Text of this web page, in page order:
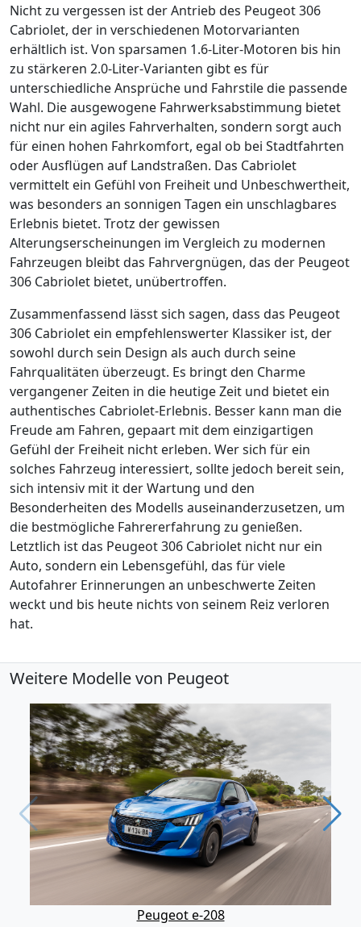
Nicht zu vergessen ist der Antrieb des Peugeot 306
Cabriolet, der in verschiedenen Motorvarianten
erhältlich ist. Von sparsamen 1.6-Liter-Motoren bis hin
zu stärkeren 2.0-Liter-Varianten gibt es für
unterschiedliche Ansprüche und Fahrstile die passende
Wahl. Die ausgewogene Fahrwerksabstimmung bietet
nicht nur ein agiles Fahrverhalten, sondern sorgt auch
für einen hohen Fahrkomfort, egal ob bei Stadtfahrten
oder Ausflügen auf Landstraßen. Das Cabriolet
vermittelt ein Gefühl von Freiheit und Unbeschwertheit,
was besonders an sonnigen Tagen ein unschlagbares
Erlebnis bietet. Trotz der gewissen
Alterungserscheinungen im Vergleich zu modernen
Fahrzeugen bleibt das Fahrvergnügen, das der Peugeot
306 Cabriolet bietet, unübertroffen.
Zusammenfassend lässt sich sagen, dass das Peugeot
306 Cabriolet ein empfehlenswerter Klassiker ist, der
sowohl durch sein Design als auch durch seine
Fahrqualitäten überzeugt. Es bringt den Charme
vergangener Zeiten in die heutige Zeit und bietet ein
authentisches Cabriolet-Erlebnis. Besser kann man die
Freude am Fahren, gepaart mit dem einzigartigen
Gefühl der Freiheit nicht erleben. Wer sich für ein
solches Fahrzeug interessiert, sollte jedoch bereit sein,
sich intensiv mit it der Wartung und den
Besonderheiten des Modells auseinanderzusetzen, um
die bestmögliche Fahrererfahrung zu genießen.
Letztlich ist das Peugeot 306 Cabriolet nicht nur ein
Auto, sondern ein Lebensgefühl, das für viele
Autofahrer Erinnerungen an unbeschwerte Zeiten
weckt und bis heute nichts von seinem Reiz verloren
hat.
Weitere Modelle von Peugeot
Peugeot e-208